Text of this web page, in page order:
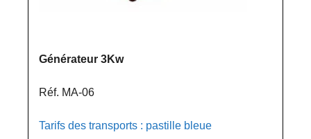
Générateur 3Kw
Réf. MA-06
Tarifs des transports : pastille bleue